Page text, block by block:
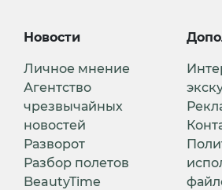
Новости
Личное мнение
Агентство
чрезвычайных
новостей
Разворот
Разбор полетов
BeautyTime